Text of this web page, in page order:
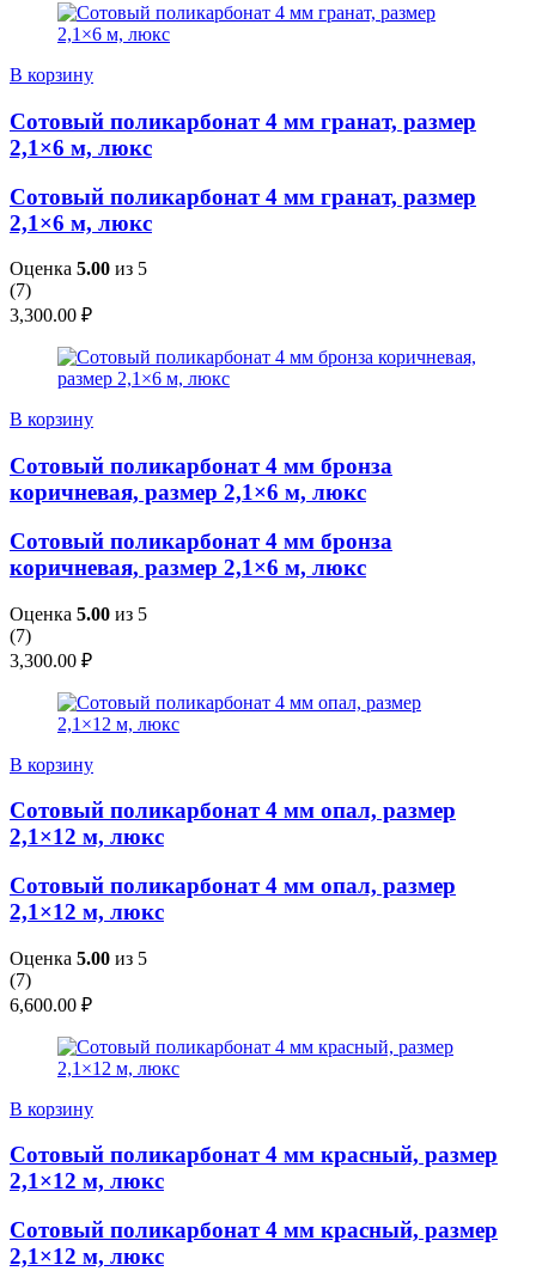
В корзину
Сотовый поликарбонат 4 мм гранат, размер
2,1×6 м, люкс
Сотовый поликарбонат 4 мм гранат, размер
2,1×6 м, люкс
Оценка 5.00 из 5
(7)
3,300.00 ₽
В корзину
Сотовый поликарбонат 4 мм бронза
коричневая, размер 2,1×6 м, люкс
Сотовый поликарбонат 4 мм бронза
коричневая, размер 2,1×6 м, люкс
Оценка 5.00 из 5
(7)
3,300.00 ₽
В корзину
Сотовый поликарбонат 4 мм опал, размер
2,1×12 м, люкс
Сотовый поликарбонат 4 мм опал, размер
2,1×12 м, люкс
Оценка 5.00 из 5
(7)
6,600.00 ₽
В корзину
Сотовый поликарбонат 4 мм красный, размер
2,1×12 м, люкс
Сотовый поликарбонат 4 мм красный, размер
2,1×12 м, люкс